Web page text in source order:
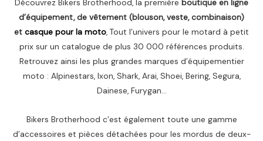
Découvrez Bikers Brotherhood, la première boutique en ligne
d’équipement, de vêtement (blouson, veste, combinaison)
et casque pour la moto, Tout l’univers pour le motard à petit
prix sur un catalogue de plus 30 000 références produits.
Retrouvez ainsi les plus grandes marques d’équipementier
moto : Alpinestars, Ixon, Shark, Arai, Shoei, Bering, Segura,
Dainese, Furygan…
Bikers Brotherhood c’est également toute une gamme
d’accessoires et pièces détachées pour les mordus de deux-